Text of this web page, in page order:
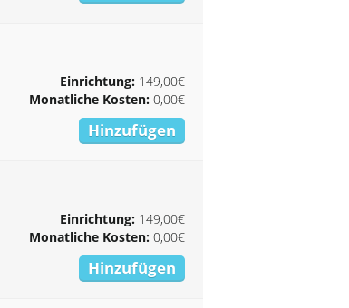
Einrichtung:149,00€
Monatliche Kosten:0,00€
Hinzufügen
Einrichtung:149,00€
Monatliche Kosten:0,00€
Hinzufügen